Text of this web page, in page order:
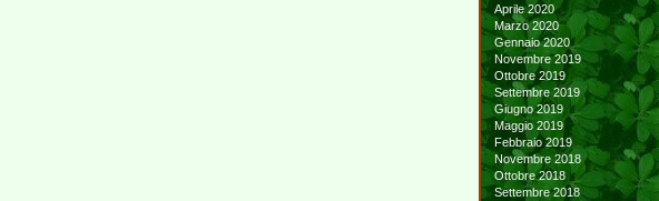
Aprile 2020
Marzo 2020
Gennaio 2020
Novembre 2019
Ottobre 2019
Settembre 2019
Giugno 2019
Maggio 2019
Febbraio 2019
Novembre 2018
Ottobre 2018
Settembre 2018